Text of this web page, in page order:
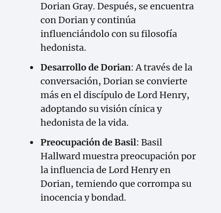
Dorian Gray. Después, se encuentra
con Dorian y continúa
influenciándolo con su filosofía
hedonista.
Desarrollo de Dorian: A través de la
conversación, Dorian se convierte
más en el discípulo de Lord Henry,
adoptando su visión cínica y
hedonista de la vida.
Preocupación de Basil: Basil
Hallward muestra preocupación por
la influencia de Lord Henry en
Dorian, temiendo que corrompa su
inocencia y bondad.